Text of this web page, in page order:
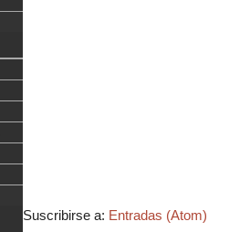
Suscribirse a: Entradas (Atom)